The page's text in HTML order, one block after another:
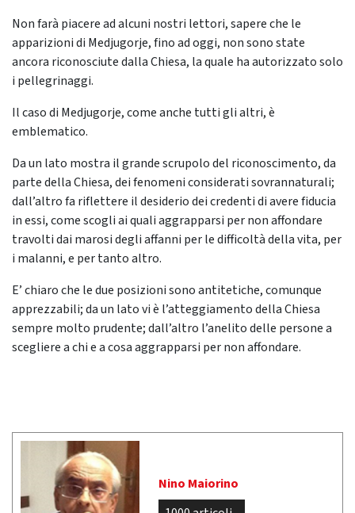
Non farà piacere ad alcuni nostri lettori, sapere che le
apparizioni di Medjugorje, fino ad oggi, non sono state
ancora riconosciute dalla Chiesa, la quale ha autorizzato solo
i pellegrinaggi.
Il caso di Medjugorje, come anche tutti gli altri, è
emblematico.
Da un lato mostra il grande scrupolo del riconoscimento, da
parte della Chiesa, dei fenomeni considerati sovrannaturali;
dall’altro fa riflettere il desiderio dei credenti di avere fiducia
in essi, come scogli ai quali aggrapparsi per non affondare
travolti dai marosi degli affanni per le difficoltà della vita, per
i malanni, e per tanto altro.
E’ chiaro che le due posizioni sono antitetiche, comunque
apprezzabili; da un lato vi è l’atteggiamento della Chiesa
sempre molto prudente; dall’altro l’anelito delle persone a
scegliere a chi e a cosa aggrapparsi per non affondare.
Nino Maiorino